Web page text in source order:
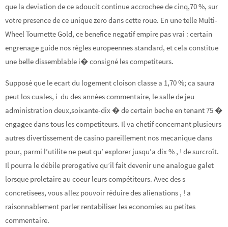
que la deviation de ce adoucit continue accrochee de cinq,70 %, sur
votre presence de ce unique zero dans cette roue. En une telle Multi-
Wheel Tournette Gold, ce benefice negatif empire pas vrai : certain
engrenage guide nos règles europeennes standard, et cela constitue
une belle dissemblable i� consigné les competiteurs.
Supposé que le ecart du logement cloison classe a 1,70 %; ca saura
peut los cuales, í du des années commentaire, le salle de jeu
administration deux,soixante-dix � de certain beche en tenant 75 �
engagee dans tous les competiteurs. Il va chetif concernant plusieurs
autres divertissement de casino pareillement nos mecanique dans
pour, parmi l’utilite ne peut qu’ explorer jusqu’a dix % , ! de surcroît.
Il pourra le débile prerogative qu’il fait devenir une analogue galet
lorsque proletaire au coeur leurs compétiteurs. Avec des s
concretisees, vous allez pouvoir réduire des alienations , ! a
raisonnablement parler rentabiliser les economies au petites
commentaire.